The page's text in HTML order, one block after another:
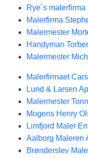
Rye´s malerfirma
Malerfirma
Malermester
Handyman
Malermester
Malerfirmaet
Lund & Larsen
Malermester
Mogens Henry
Limfjord Maler
Aalborg Maleren
Brønderslev